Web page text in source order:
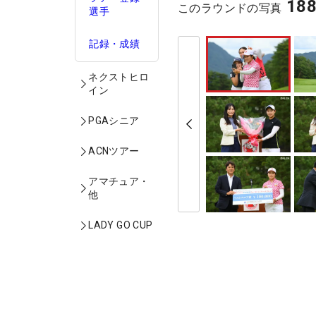
選手
記録・成績
ネクストヒロ
イン
PGAシニア
ACNツアー
アマチュア・
他
LADY GO CUP
このラウンドの写真